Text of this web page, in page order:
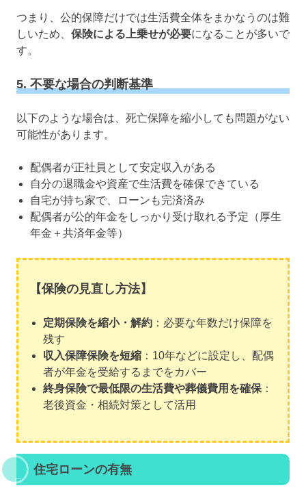
つまり、公的保障だけでは生活費全体をまかなうのは難
しいため、 保険による上乗せが必要になることが多いで
す。
5. 不要な場合の判断基準
以下のような場合は、死亡保障を縮小しても問題がない
可能性があります。
配偶者が正社員として安定収入がある
自分の退職金や資産で生活費を確保できている
自宅が持ち家で、ローンも完済済み
配偶者が公的年金をしっかり受け取れる予定（厚生
年金＋共済年金等）
【保険の見直し方法】
定期保険を縮小・解約 ：必要な年数だけ保障を
残す
収入保障保険を短縮 ：10年などに設定し、配偶
者が年金を受給するまでをカバー
終身保険で最低限の生活費や葬儀費用を確保 ：
老後資金・相続対策として活用
住宅ローンの有無